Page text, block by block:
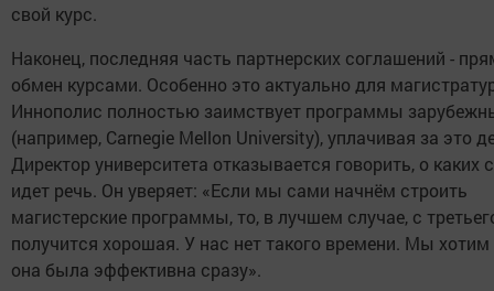
свой курс.
Наконец, последняя часть партнерских соглашений -
обмен курсами. Особенно это актуально для
Иннополис полностью заимствует программы
(например, Carnegie Mellon University), уплачивая за это
Директор университета отказывается говорить, о каких
идет речь. Он уверяет: «Если мы сами начнём строить
магистерские программы, то, в лучшем случае, с
получится хорошая. У нас нет такого времени. Мы
она была эффективна сразу».